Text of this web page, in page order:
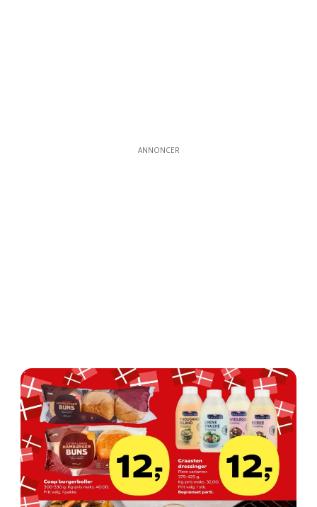
ANNONCER